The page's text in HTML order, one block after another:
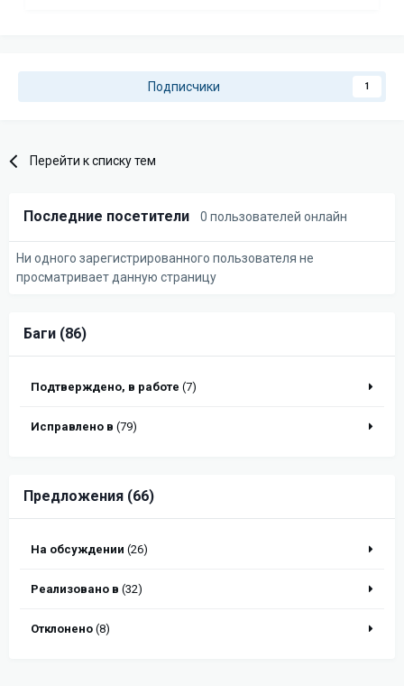
Подписчики 1
Перейти к списку тем
Последние посетители 0 пользователей онлайн
Ни одного зарегистрированного пользователя не
просматривает данную страницу
Баги (86)
Подтверждено, в работе (7)
Исправлено в (79)
Предложения (66)
На обсуждении (26)
Реализовано в (32)
Отклонено (8)